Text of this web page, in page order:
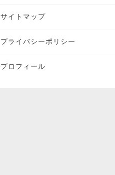
サイトマップ
プライバシーポリシー
プロフィール